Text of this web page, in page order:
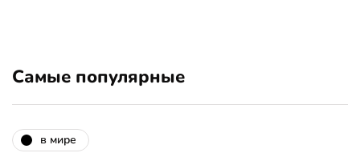
Самые популярные
в мире